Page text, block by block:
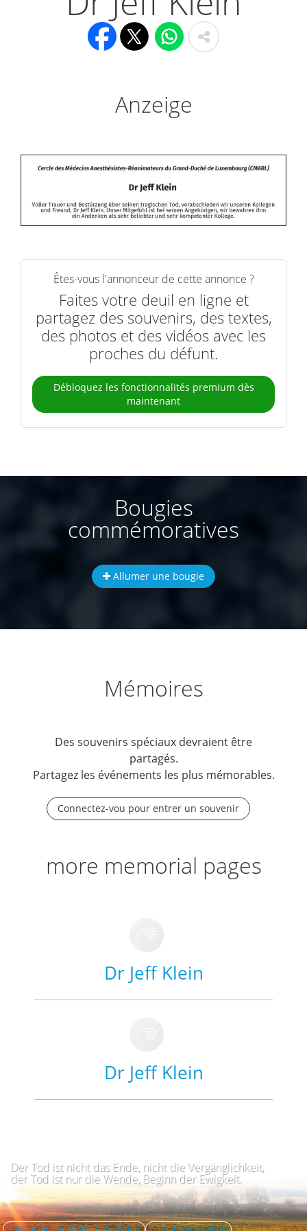
Anzeige
Êtes-vous l'annonceur de cette annonce ?
Faites votre deuil en ligne et
partagez des souvenirs, des textes,
des photos et des vidéos avec les
proches du défunt.
Débloquez les fonctionnalités premium dès
maintenant
Bougies
commémoratives
Allumer une bougie
Mémoires
Des souvenirs spéciaux devraient être
partagés.
Partagez les événements les plus mémorables.
Connectez-vou pour entrer un souvenir
more memorial pages
Dr Jeff Klein
Dr Jeff Klein
Der Tod ist nicht das Ende, nicht die Vergänglichkeit,
der Tod ist nur die Wende, Beginn der Ewigkeit.
Kontakt zum Verlag aufnehmen Signaler un abus